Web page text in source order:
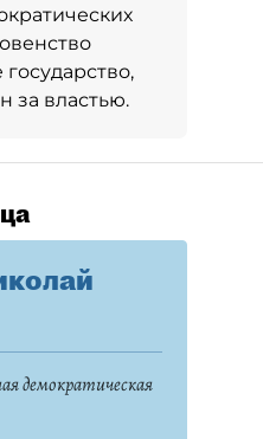
за властью.
демократическая